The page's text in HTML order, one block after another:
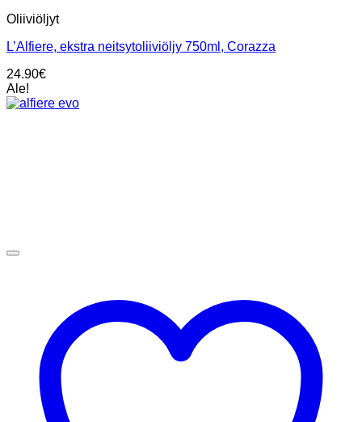
Oliiviöljyt
L’Alfiere, ekstra neitsytoliiviöljy 750ml, Corazza
24.90€
Ale!